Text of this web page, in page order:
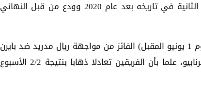
أما بي إس جي ففشل في التأهل للمرة الثانية في تاريخه بعد عام 2020 وودع من قبل النهائي
وينتظر بوروسيا دورتموند في النهائي (يوم 1 يونيو المقبل) الفائز من مواجهة ريال مدريد ضد بايرن
ميونخ مساء اليوم الأربعاء في سانتياجو برنابيو، علما بأن الفريقين تعادلا ذهابا بنتيجة 2/2 الأسبوع